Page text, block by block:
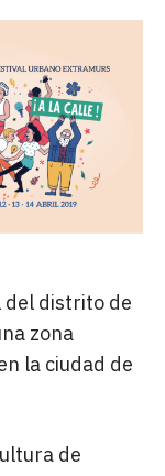
del distrito de
zona
la ciudad de
de